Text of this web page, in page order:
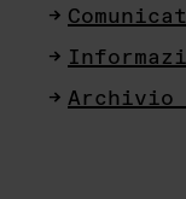
Archivio